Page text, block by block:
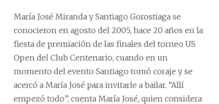
María José Miranda y Santiago Gorostiaga se
conocieron en agosto del 2005, hace 20 años en la
fiesta de premiación de las finales del torneo US
Open del Club Centenario, cuando en un
momento del evento Santiago tomó coraje y se
acercó a María José para invitarle a bailar. “Allí
empezó todo”, cuenta María José, quien considera